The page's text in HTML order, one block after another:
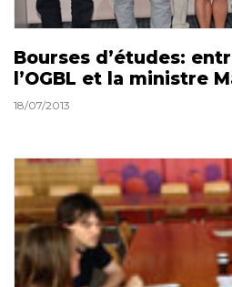
Bourses d’études:
l’OGBL et la ministre
18/07/2013